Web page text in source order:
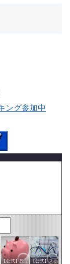
【公式】投資・マネーサークル 【公式】スポーツ・アウトドアサークル